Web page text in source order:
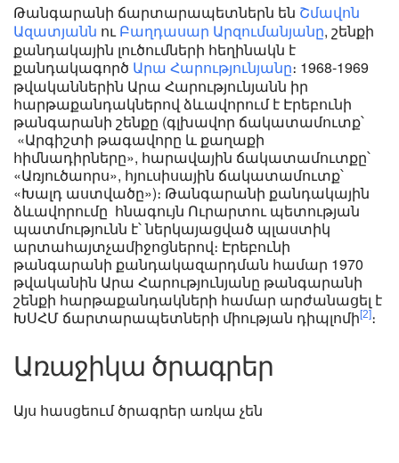
Թանգարանի ճարտարապետներն են Շմավոն
Ազատյանն ու Բաղդասար Արզումանյանը, շենքի
քանդակային լուծումների հեղինակն է
քանդակագործ Արա Հարությունյանը։ 1968-1969
թվականներին Արա Հարությունյանն իր
հարթաքանդակներով ձևավորում է Էրեբունի
թանգարանի շենքը (գլխավոր ճակատամուտք՝
«Արգիշտի թագավորը և քաղաքի
հիմնադիրները», հարավային ճակատամուտքը՝
«Առյուծաորս», հյուսիսային ճակատամուտք՝
«Խալդ աստվածը»)։ Թանգարանի քանդակային
ձևավորումը հնագույն Ուրարտու պետության
պատմությունն է՝ ներկայացված պլաստիկ
արտահայտչամիջոցներով։ Էրեբունի
թանգարանի քանդակազարդման համար 1970
թվականին Արա Հարությունյանը թանգարանի
շենքի հարթաքանդակների համար արժանացել է
ԽՍՀՄ ճարտարապետների միության դիպլոմի[2]։
Առաջիկա ծրագրեր
Այս հասցեում ծրագրեր առկա չեն